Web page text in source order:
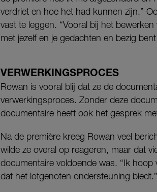
verdriet en hoe het had kunnen zijn.”
vast te leggen. “Vooral bij het
met jezelf en je gedachten en bezig
VERWERKINGSPROCES
Rowan is vooral blij dat ze de
verwerkingsproces. Zonder deze
documentaire heeft ook het gesprek
Na de première kreeg Rowan veel
wilde ze overal op reageren, maar dat
documentaire voldoende was. “Ik
dat het lotgenoten ondersteuning biedt.”